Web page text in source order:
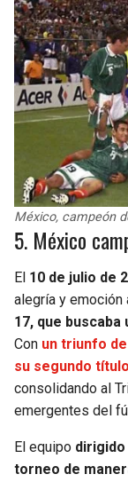
México, campeón
5. México
El 10 de julio de
alegría y emoción
17, que
Con un triunfo
su segundo
consolidando al
emergentes del
El equipo dirigido
torneo de